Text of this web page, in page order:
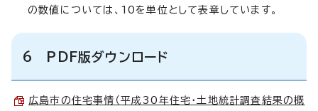
の数値については、10を単位として表章しています。
6 PDF版ダウンロード
広島市の住宅事情（平成30年住宅・土地統計調査結果の概